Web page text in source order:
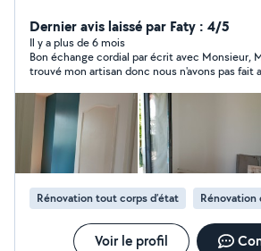
début de chantier (paiement total à
chantier. Si vous êtes intéressés, n'hesitez pas pour tout
Dernier avis laissé par Faty : 4/5
Il y a plus de 6 mois
Bon échange cordial par écrit avec Monsieur,
trouvé mon artisan donc nous n'avons pas fait
Rénovation tout corps d’état
Voir le profil